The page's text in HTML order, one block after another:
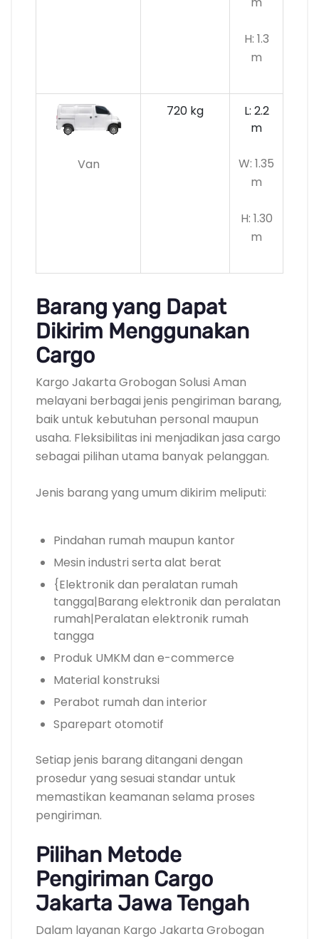
H: 1.3
m
Van
720 kg
L: 2.2
m
W: 1.35
m
H: 1.30
m
Barang yang Dapat
Dikirim Menggunakan
Cargo
Kargo Jakarta Grobogan Solusi Aman
melayani berbagai jenis pengiriman barang,
baik untuk kebutuhan personal maupun
usaha. Fleksibilitas ini menjadikan jasa cargo
sebagai pilihan utama banyak pelanggan.
Jenis barang yang umum dikirim meliputi:
Pindahan rumah maupun kantor
Mesin industri serta alat berat
{Elektronik dan peralatan rumah
tangga|Barang elektronik dan peralatan
rumah|Peralatan elektronik rumah
tangga
Produk UMKM dan e-commerce
Material konstruksi
Perabot rumah dan interior
Sparepart otomotif
Setiap jenis barang ditangani dengan
prosedur yang sesuai standar untuk
memastikan keamanan selama proses
pengiriman.
Pilihan Metode
Pengiriman Cargo
Jakarta Jawa Tengah
Dalam layanan Kargo Jakarta Grobogan